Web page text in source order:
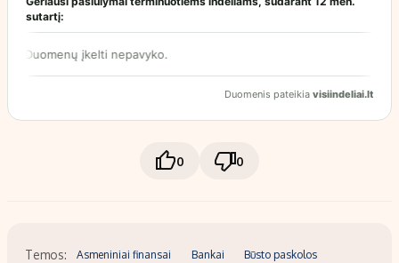
0 0
Temos: Asmeniniai finansai Bankai Būsto paskolos